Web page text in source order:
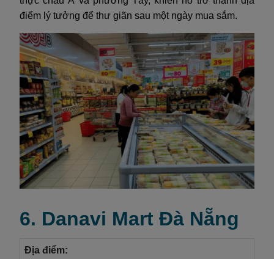
điểm lý tưởng để thư giãn sau một ngày mua sắm.
6. Danavi Mart Đà Nẵng
Địa điểm: